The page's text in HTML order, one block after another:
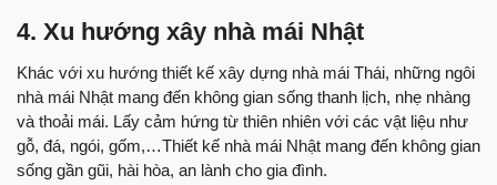
4. Xu hướng xây nhà mái Nhật
Khác với xu hướng thiết kế xây dựng nhà mái Thái, những ngôi
nhà mái Nhật mang đến không gian sống thanh lịch, nhẹ nhàng
và thoải mái. Lấy cảm hứng từ thiên nhiên với các vật liệu như
gỗ, đá, ngói, gốm,…Thiết kế nhà mái Nhật mang đến không gian
sống gần gũi, hài hòa, an lành cho gia đình.